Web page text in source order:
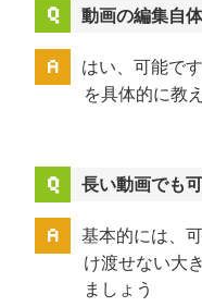
動画の編集自
はい、可能で
を具体的に教
長い動画でも
基本的には、
け渡せない大
ましょう